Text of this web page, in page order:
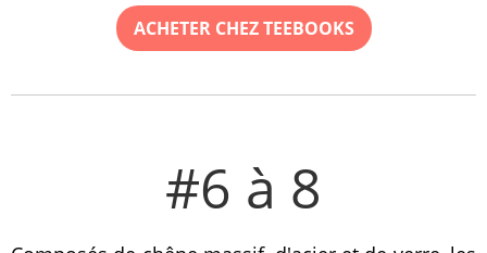
ACHETER CHEZ TEEBOOKS
#6 à 8